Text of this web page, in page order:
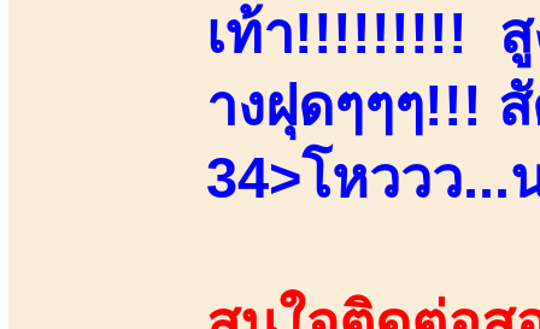
เท้า!!!!!!!!! สู
างฝุดๆๆๆ!!!
34>โหววว